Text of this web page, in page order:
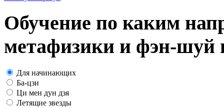
Обучение по каким
метафизики и фэн-шуй
Для начинающих
Ба-цзи
Ци мен дун дзя
Летящие звезды